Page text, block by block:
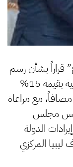
بشأن رسم
على سعر الصرف الرسمي للعملات الأجنبية بقيمة 15%
مع مراعاة
مجلس
الدولة
المركزي